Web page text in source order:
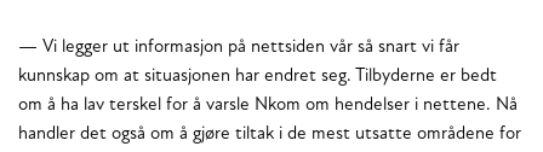
— Vi legger ut informasjon på nettsiden vår så snart vi får
kunnskap om at situasjonen har endret seg. Tilbyderne er bedt
om å ha lav terskel for å varsle Nkom om hendelser i nettene​. Nå
handler det også om å gjøre tiltak i de mest utsatte områdene for